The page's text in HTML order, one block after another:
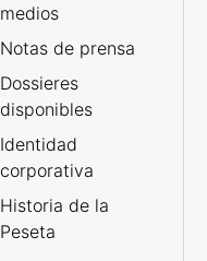
medios
Notas de prensa
Dossieres
disponibles
Identidad
corporativa
Historia de la
Peseta